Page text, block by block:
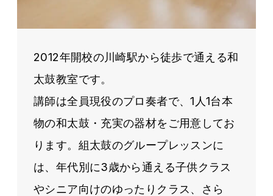
2012年開校の川崎駅から徒歩で通える和
太鼓教室です。
講師は全員現役のプロ奏者で、1人1台本
物の和太鼓・充実の器材をご用意してお
ります。組太鼓のグループレッスンに
は、年代別に3歳から通える子供クラス
やシニア向けのゆったりクラス、さら